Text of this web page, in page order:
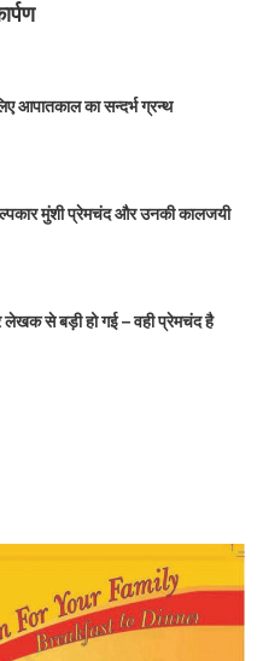
आपातकाल का सन्दर्भ ग्रन्थ
मुंशी प्रेमचंद और उनकी कालजयी
से बड़ी हो गई – वही प्रेमचंद है